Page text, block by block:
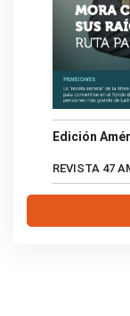
Edición
REVISTA 47